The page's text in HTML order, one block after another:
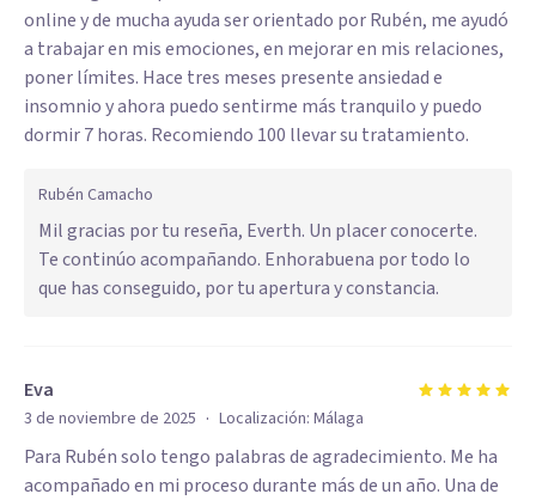
online y de mucha ayuda ser orientado por Rubén, me ayudó
a trabajar en mis emociones, en mejorar en mis relaciones,
poner límites. Hace tres meses presente ansiedad e
insomnio y ahora puedo sentirme más tranquilo y puedo
dormir 7 horas. Recomiendo 100 llevar su tratamiento.
Rubén Camacho
Mil gracias por tu reseña, Everth. Un placer conocerte.
Te continúo acompañando. Enhorabuena por todo lo
que has conseguido, por tu apertura y constancia.
Eva
3 de noviembre de 2025 · Localización: Málaga
Para Rubén solo tengo palabras de agradecimiento. Me ha
acompañado en mi proceso durante más de un año. Una de